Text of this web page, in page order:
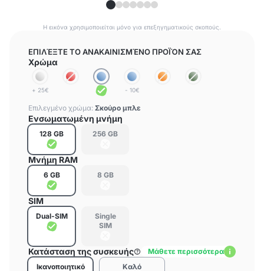
Η εικόνα χρησιμοποιείται μόνο για επεξηγηματικούς σκοπούς.
ΕΠΙΛΈΞΤΕ ΤΟ ΑΝΑΚΑΙΝΙΣΜΈΝΟ ΠΡΟΪΌΝ ΣΑΣ
Χρώμα
+ 25€ - 10€
Επιλεγμένο χρώμα: Σκούρο μπλε
Ενσωματωμένη μνήμη
128 GB 256 GB
Μνήμη RAM
6 GB 8 GB
SIM
Dual-SIM
Single
SIM
Κατάσταση της συσκευής
Μάθετε περισσότερα
Ικανοποιητικό
Καλό